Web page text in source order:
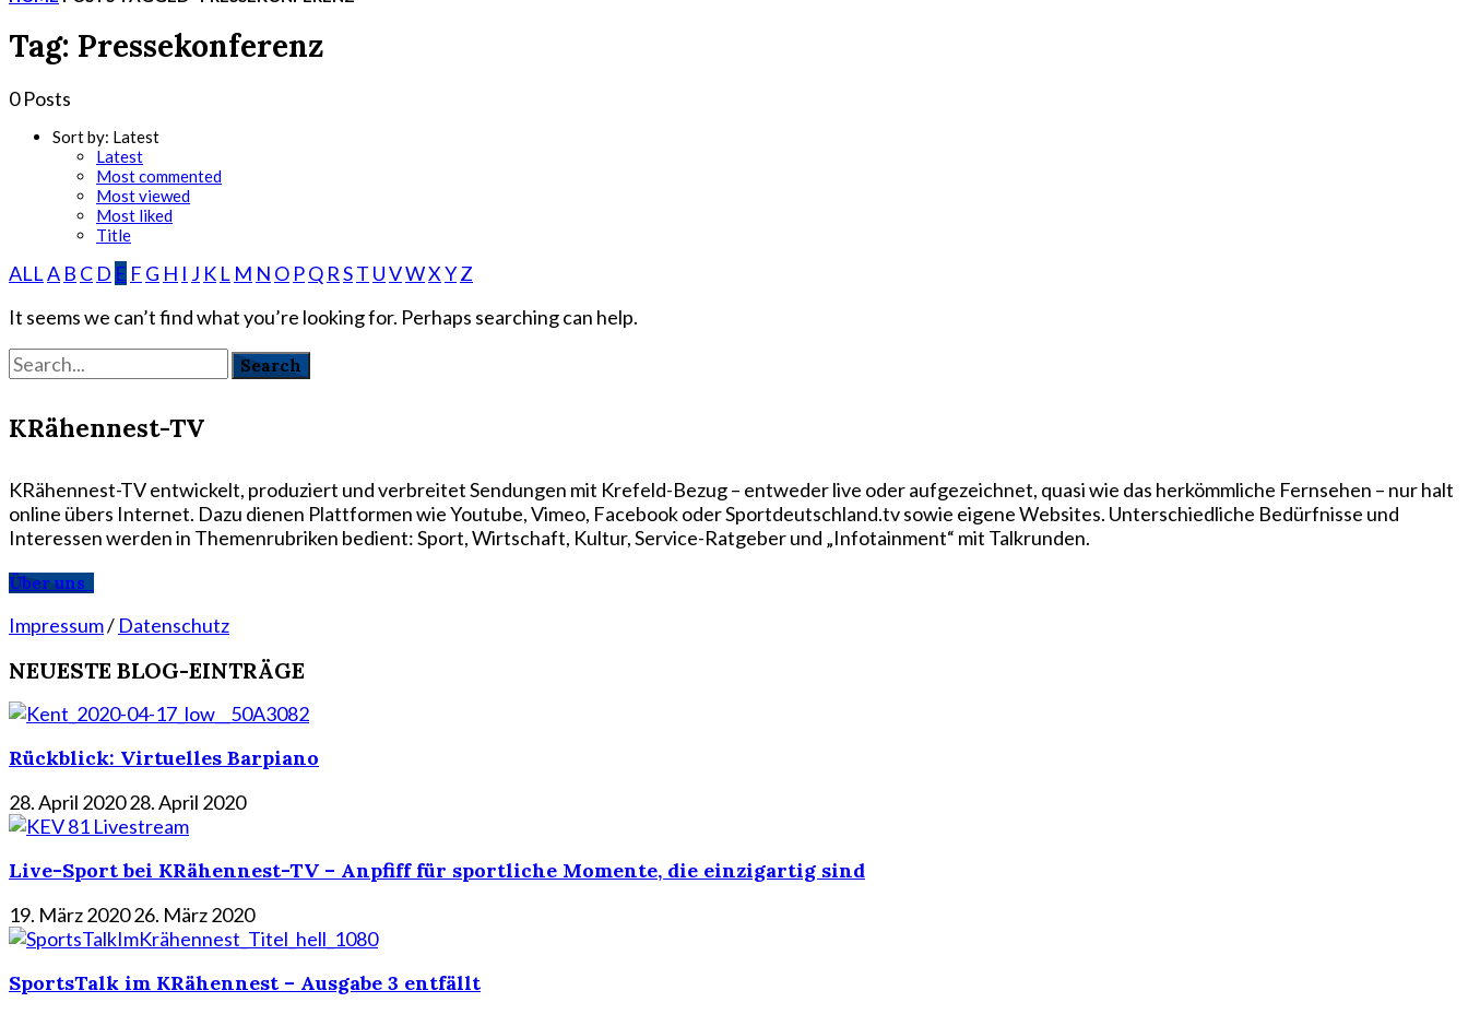
Tag: Pressekonferenz
0 Posts
Sort by: Latest
Latest
Most commented
Most viewed
Most liked
Title
ALLA B C D E F G H I J K L M N O PQ RST UVWXYZ
It seems we can’t find what you’re looking for. Perhaps searching can help.
KRähennest-TV
KRähennest-TV entwickelt, produziert und verbreitet Sendungen mit Krefeld-Bezug – entweder live oder aufgezeichnet, quasi wie das herkömmliche Fernsehen – nur halt
online übers Internet. Dazu dienen Plattformen wie Youtube, Vimeo, Facebook oder Sportdeutschland.tv sowie eigene Websites. Unterschiedliche Bedürfnisse und
Interessen werden in Themenrubriken bedient: Sport, Wirtschaft, Kultur, Service-Ratgeber und „Infotainment“ mit Talkrunden.
Über uns
Impressum/ Datenschutz
NEUESTE BLOG-EINTRÄGE
Rückblick: Virtuelles Barpiano
28. April 202028. April 2020
Live-Sport bei KRähennest-TV – Anpfiff für sportliche Momente, die einzigartig sind
19. März 202026. März 2020
SportsTalk im KRähennest – Ausgabe 3 entfällt